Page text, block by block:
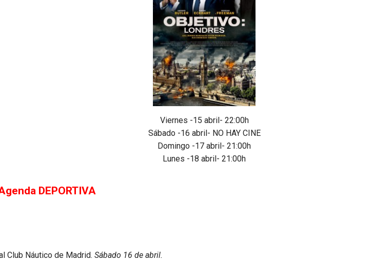
Viernes -15 abril- 22:00h
Sábado -16 abril- NO HAY CINE
Domingo -17 abril- 21:00h
Lunes -18 abril- 21:00h
DEPORTIVA
Club Náutico de Madrid.Sábado 16 de abril.